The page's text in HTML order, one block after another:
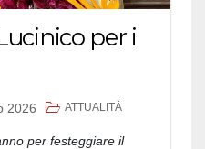
per i
2026 ATTUALITÀ
per festeggiare il